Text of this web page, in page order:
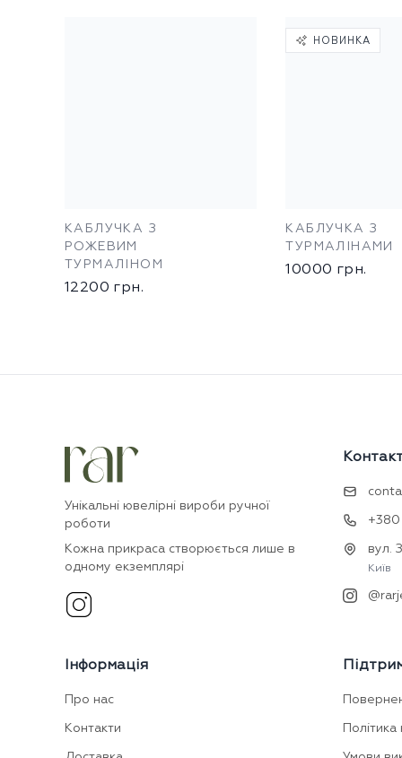
КАБЛУЧКА З
РОЖЕВИМ
ТУРМАЛІНОМ
12200 грн.
НОВИНКА
КАБЛУЧКА З
ТУРМАЛІНАМИ
10000 грн.
Унікальні ювелірні вироби ручної
роботи
Кожна прикраса створюється лише в
одному екземплярі
+380
вул.
Київ
Інформація
Про нас
Контакти